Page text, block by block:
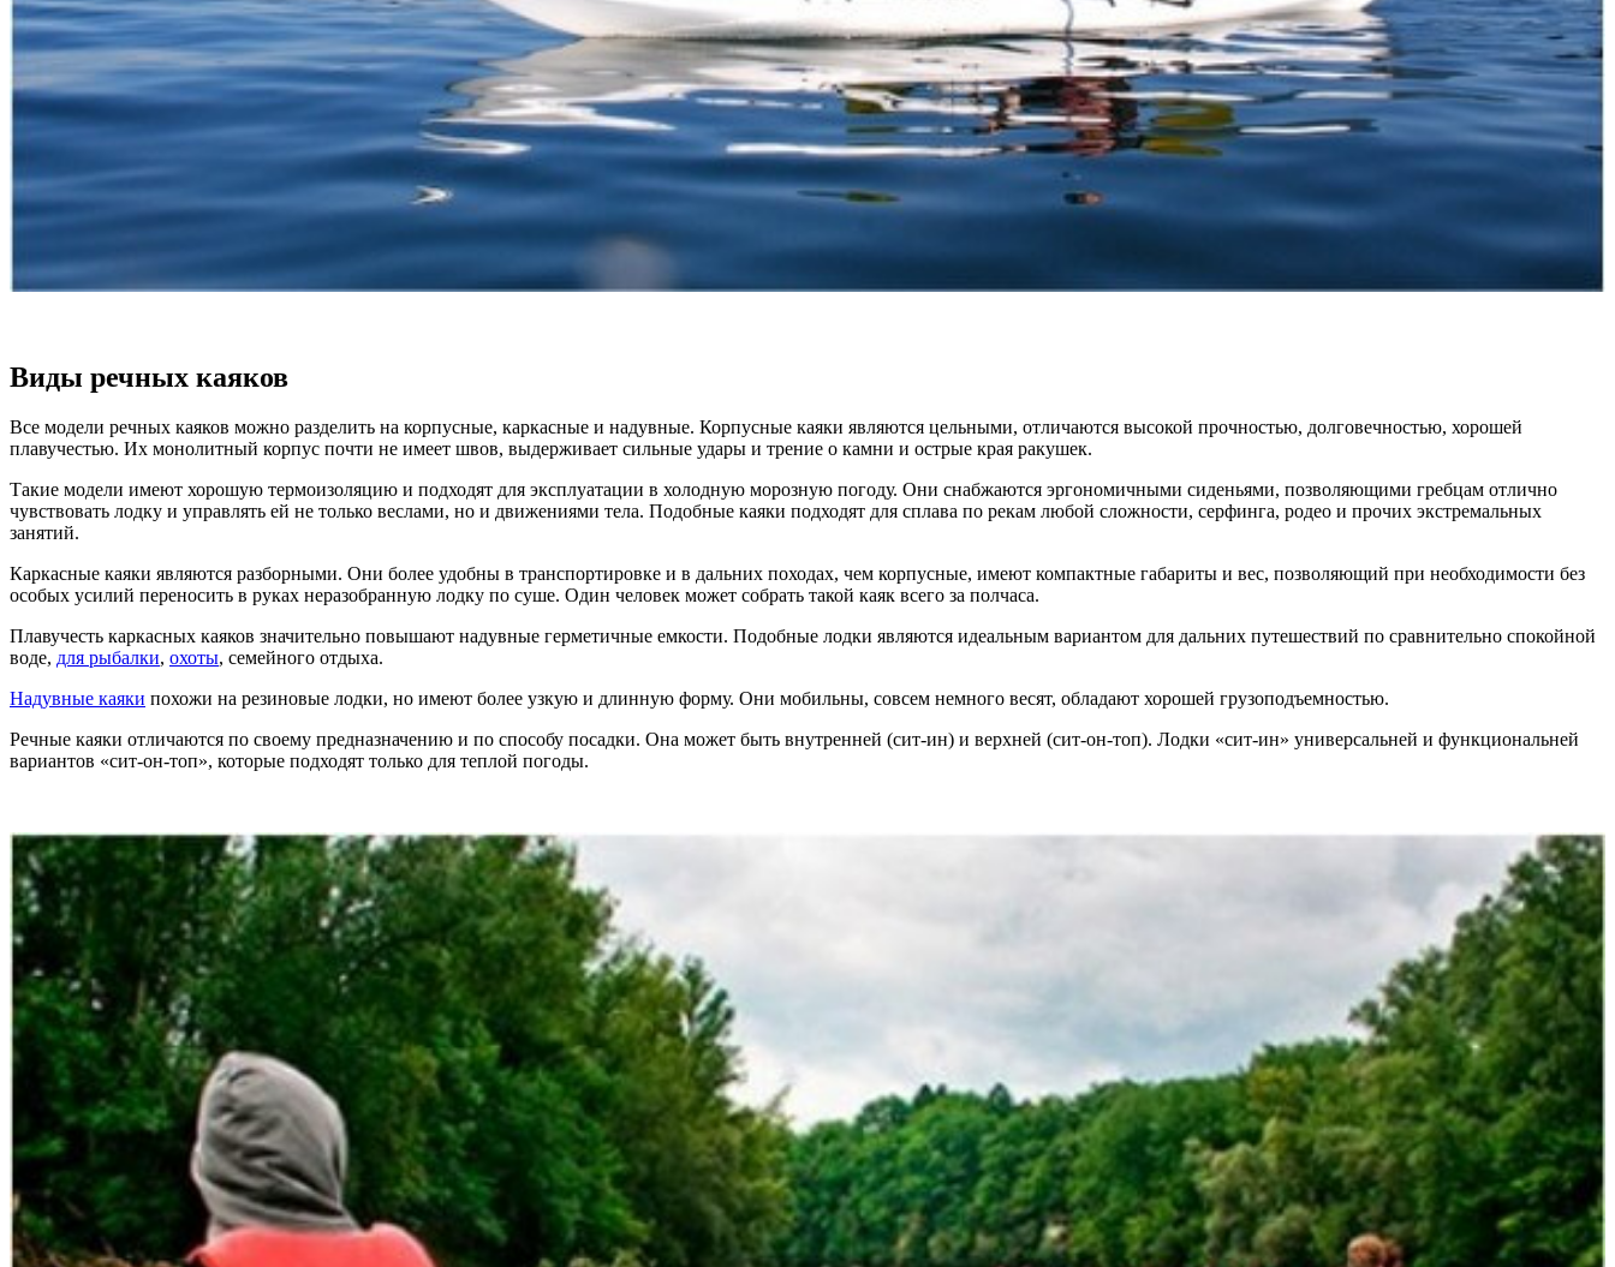
Виды речных каяков
Все модели речных каяков можно разделить на корпусные, каркасные и надувные. Корпусные каяки являются цельными, отличаются высокой прочностью, долговечностью, хорошей
плавучестью. Их монолитный корпус почти не имеет швов, выдерживает сильные удары и трение о камни и острые края ракушек.
Такие модели имеют хорошую термоизоляцию и подходят для эксплуатации в холодную морозную погоду. Они снабжаются эргономичными сиденьями, позволяющими гребцам отлично
чувствовать лодку и управлять ей не только веслами, но и движениями тела. Подобные каяки подходят для сплава по рекам любой сложности, серфинга, родео и прочих экстремальных
занятий.
Каркасные каяки являются разборными. Они более удобны в транспортировке и в дальних походах, чем корпусные, имеют компактные габариты и вес, позволяющий при необходимости без
особых усилий переносить в руках неразобранную лодку по суше. Один человек может собрать такой каяк всего за полчаса.
Плавучесть каркасных каяков значительно повышают надувные герметичные емкости. Подобные лодки являются идеальным вариантом для дальних путешествий по сравнительно спокойной
воде, для рыбалки, охоты, семейного отдыха.
Надувные каяки похожи на резиновые лодки, но имеют более узкую и длинную форму. Они мобильны, совсем немного весят, обладают хорошей грузоподъемностью.
Речные каяки отличаются по своему предназначению и по способу посадки. Она может быть внутренней (сит-ин) и верхней (сит-он-топ). Лодки «сит-ин» универсальней и функциональней
вариантов «сит-он-топ», которые подходят только для теплой погоды.